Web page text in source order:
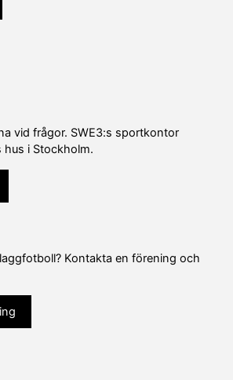
vid frågor. SWE3:s sportkontor
i Stockholm.
Kontakta en förening och